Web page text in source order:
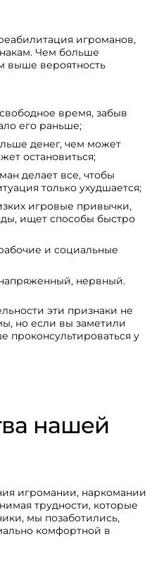
игроманов,
Чем больше
выше вероятность
время, забыв
его раньше;
денег, чем может
остановиться;
делает все, чтобы
только ухудшается;
игровые привычки,
ищет способы быстро
и социальные
нервный.
эти признаки не
но если вы заметили
проконсультироваться у
нашей
игромании, наркомании
трудности, которые
мы позаботились,
комфортной в